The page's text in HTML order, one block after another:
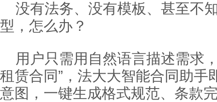
没有法务、没有模板、甚至不
型，怎么办？
用户只需用自然语言描述需求
租赁合同”，法大大智能合同助手
意图，一键生成格式规范、条款